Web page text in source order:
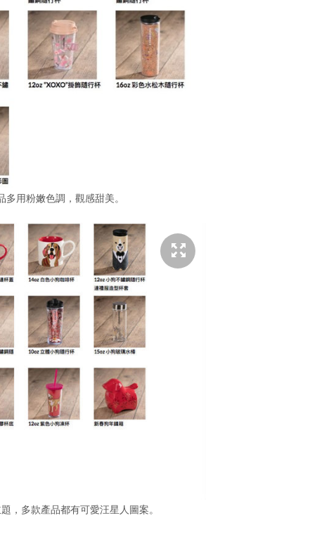
多用粉嫩色調，觀感甜美。
，多款產品都有可愛汪星人圖案。